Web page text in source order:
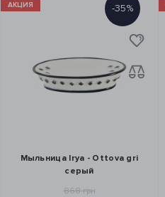
АКЦИЯ -35%
Мыльница Irya - Ottova gri
серый
868 грн